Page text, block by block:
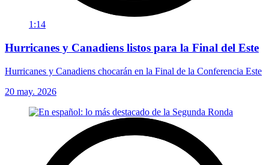
1:14
Hurricanes y Canadiens listos para la Final del Este
Hurricanes y Canadiens chocarán en la Final de la Conferencia Este
20 may. 2026